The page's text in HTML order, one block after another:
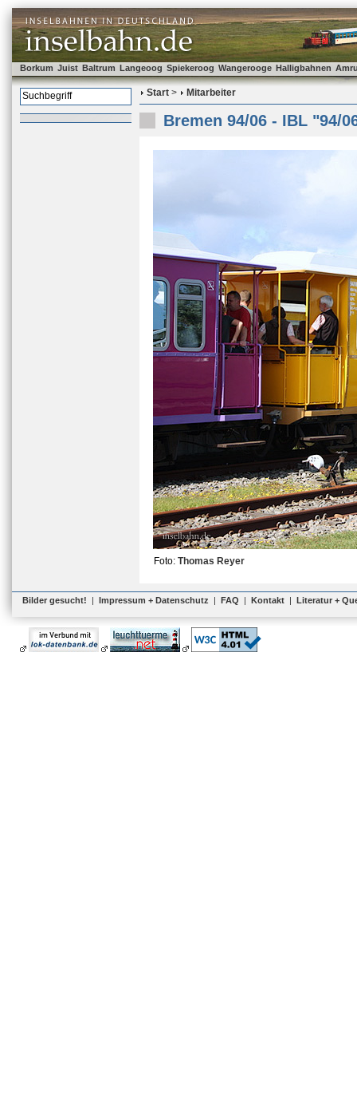
Borkum Juist Baltrum Langeoog Spiekeroog Wangerooge Halligbahnen
Start > Mitarbeiter
Bremen 94/06 - IBL "94/
Foto: Thomas Reyer
Bilder gesucht! | Impressum + Datenschutz | FAQ | Kontakt | Literatur +